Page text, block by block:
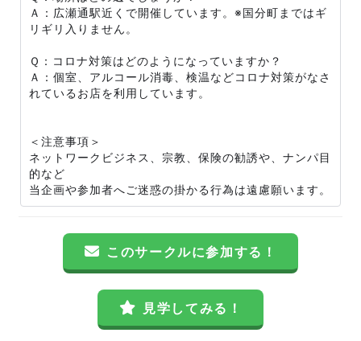
Ａ：広瀬通駅近くで開催しています。※国分町まではギ
リギリ入りません。
Ｑ：コロナ対策はどのようになっていますか？
Ａ：個室、アルコール消毒、検温などコロナ対策がなさ
れているお店を利用しています。
＜注意事項＞
ネットワークビジネス、宗教、保険の勧誘や、ナンパ目
的など
当企画や参加者へご迷惑の掛かる行為は遠慮願います。
このサークルに参加する！
見学してみる！